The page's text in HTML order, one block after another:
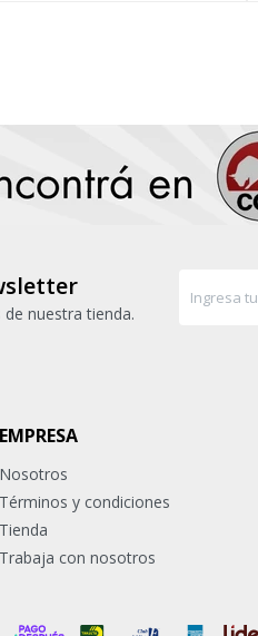
nuestra tienda.
EMPRESA
Nosotros
Términos y condiciones
Tienda
Trabaja con nosotros